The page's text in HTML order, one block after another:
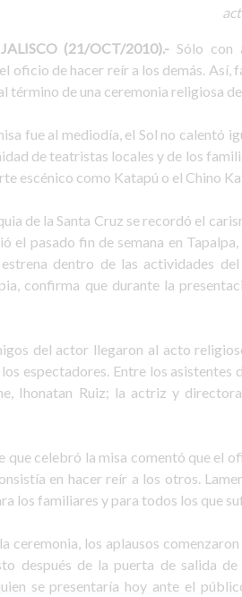
JALISCO (21/OCT/2010).-Sólo con
oficio de hacer reír a los demás.
término de una ceremonia religiosa
fue al mediodía, el Sol no calentó
de teatristas locales y de los
escénico como Katapú o el Chino
de la Santa Cruz se recordó el
el pasado fin de semana en
estrena dentro de las actividades
confirma que durante la
del actor llegaron al acto
espectadores. Entre los
Ihonatan Ruiz; la actriz y
que celebró la misa comentó que el
en hacer reír a los otros.
los familiares y para todos los que
ceremonia, los aplausos
después de la puerta de salida
se presentaría hoy ante el